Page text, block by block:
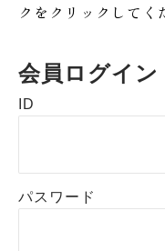
クをクリックしてく
会員ログイン
ID
パスワード